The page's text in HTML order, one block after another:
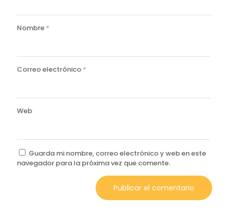
Nombre *
Correo electrónico *
Web
Guarda mi nombre, correo electrónico y web en este
navegador para la próxima vez que comente.